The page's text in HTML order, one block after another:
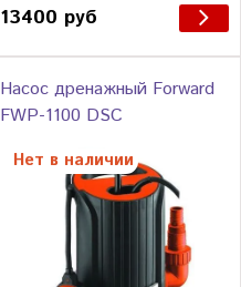
13400 руб
Насос дренажный Forward
FWP-1100 DSC
Нет в наличии